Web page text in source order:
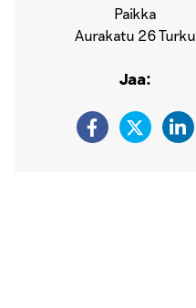
Paikka
Aurakatu 26 Turku
Jaa: